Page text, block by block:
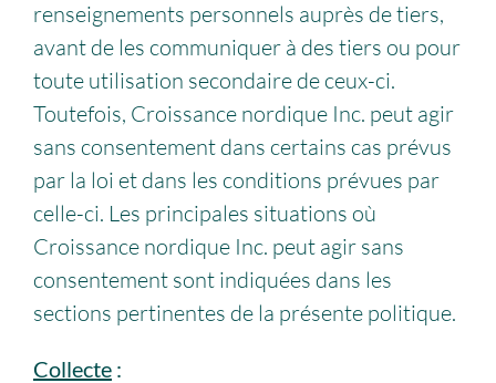
renseignements personnels auprès de tiers,
avant de les communiquer à des tiers ou pour
toute utilisation secondaire de ceux-ci.
Toutefois, Croissance nordique Inc. peut agir
sans consentement dans certains cas prévus
par la loi et dans les conditions prévues par
celle-ci. Les principales situations où
Croissance nordique Inc. peut agir sans
consentement sont indiquées dans les
sections pertinentes de la présente politique.
Collecte: